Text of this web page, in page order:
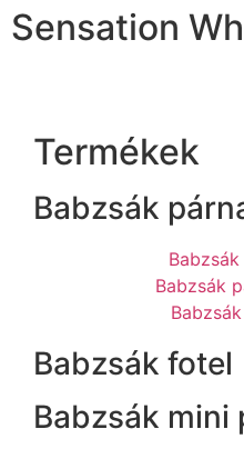
Sensation
Termékek
Babzsák
Babzsák
Babzsák fotel
Babzsák mini